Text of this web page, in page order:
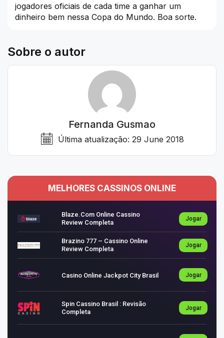
jogadores oficiais de cada time a ganhar um
dinheiro bem nessa Copa do Mundo. Boa sorte.
Sobre o autor
Fernanda Gusmao
Última atualização: 29 June 2018
MELHORES CASSINOS ONLINE
Blaze.com Online Cassino
Review Completa
Jogar
Brazino 777 – Cassino Online
Review Completa
Jogar
Casino Online Jackpot City Brasil Jogar
Spin Cassino Brasil : Revisão
Completa
Jogar